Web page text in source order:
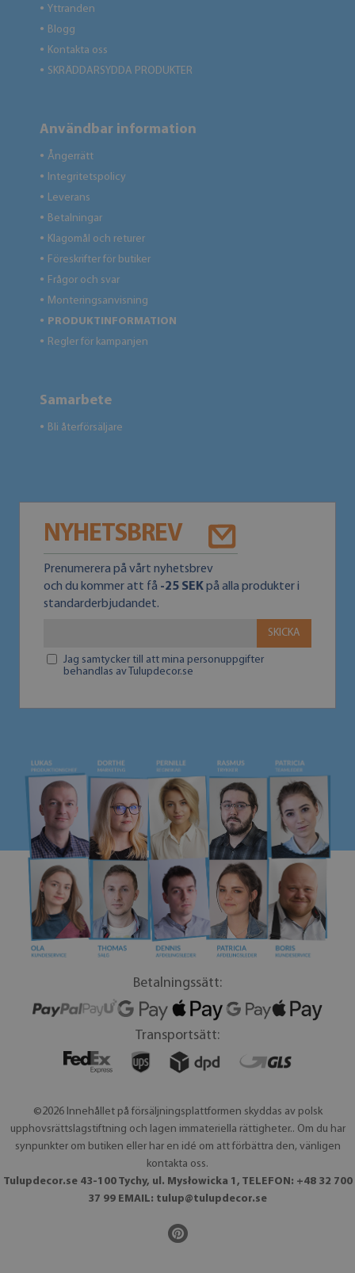
● Yttranden
● Blogg
● Kontakta oss
● SKRÄDDARSYDDA PRODUKTER
Användbar information
● Ångerrätt
● Integritetspolicy
● Leverans
● Betalningar
● Klagomål och returer
● Föreskrifter för butiker
● Frågor och svar
● Monteringsanvisning
● PRODUKTINFORMATION
● Regler för kampanjen
Samarbete
● Bli återförsäljare
NYHETSBREV
Prenumerera på vårt nyhetsbrev
och du kommer att få -25 SEKpå alla produkter i
standarderbjudandet.
SKICKA
Jag samtycker till att mina personuppgifter
behandlas av Tulupdecor.se
Betalningssätt:
Transportsätt:
©2026 Innehållet på försäljningsplattformen skyddas av polsk
upphovsrättslagstiftning och lagen immateriella rättigheter.. Om du har
synpunkter om butiken eller har en idé om att förbättra den, vänligen
kontakta oss.
Tulupdecor.se 43-100 Tychy, ul. Mysłowicka 1, TELEFON: +48 32 700
37 99 EMAIL: tulup@tulupdecor.se